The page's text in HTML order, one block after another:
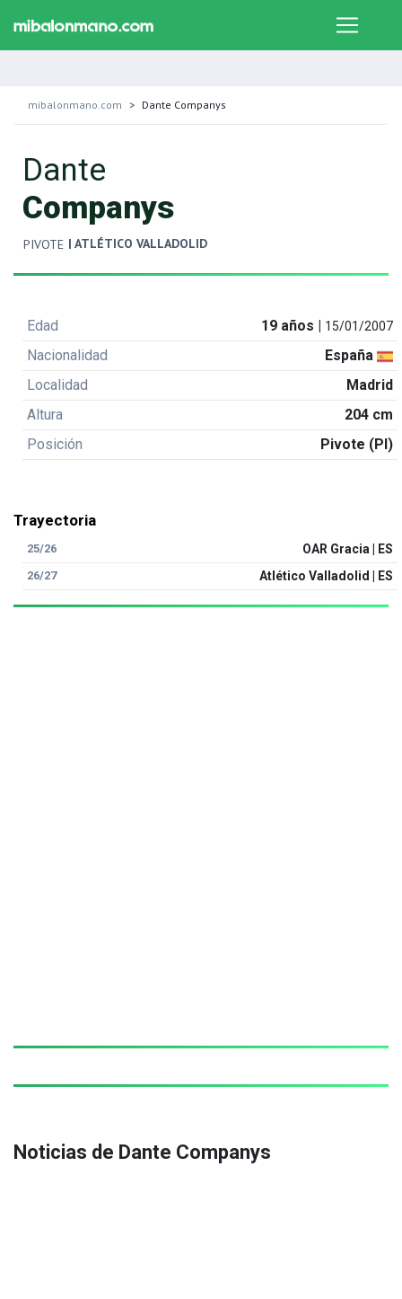
mibalonmano.com Dante Companys
Dante
Companys
PIVOTE | ATLÉTICO VALLADOLID
Edad 19 años | 15/01/2007
Nacionalidad
España
Localidad
Madrid
Altura
204 cm
Posición
Pivote (PI)
Trayectoria
25/26 OAR Gracia | ES
26/27 Atlético Valladolid | ES
Noticias de Dante Companys